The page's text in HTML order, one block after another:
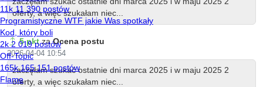
oferty, a więc szukałam niec...
5 pktzaOcena postu
2026-04-04 10:54
zaczęłam szukać ostatnie dni marca 2025 i w maju 2025 2
oferty, a więc szukałam niec...